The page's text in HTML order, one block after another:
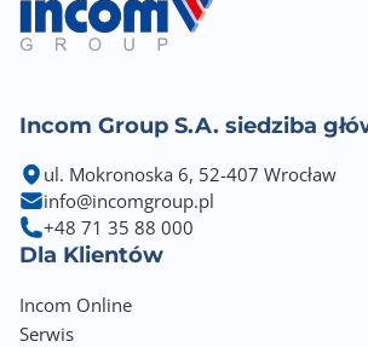
Incom Group S.A. siedziba
ul. Mokronoska 6, 52-407 Wrocław
info@incomgroup.pl
+48 71 35 88 000
Dla Klientów
Incom Online
Serwis